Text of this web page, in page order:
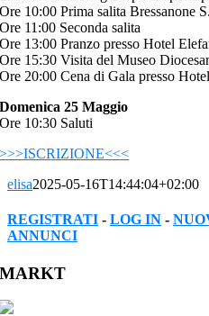
Ore 10:00 Prima salita Bressanone
Ore 11:00 Seconda salita
Ore 13:00 Pranzo presso Hotel
Ore 15:30 Visita del Museo
Ore 20:00 Cena di Gala presso
Domenica 25 Maggio
Ore 10:30 Saluti
>>>ISCRIZIONE<<<
elisa2025-05-16T14:44:04+02:00
REGISTRATI - LOG IN -
ANNUNCI
Facebook
Twitter
Reddit
LinkedIn
WhatsApp
Tumblr
Pinterest
Vk
Xing
Email
MARKT